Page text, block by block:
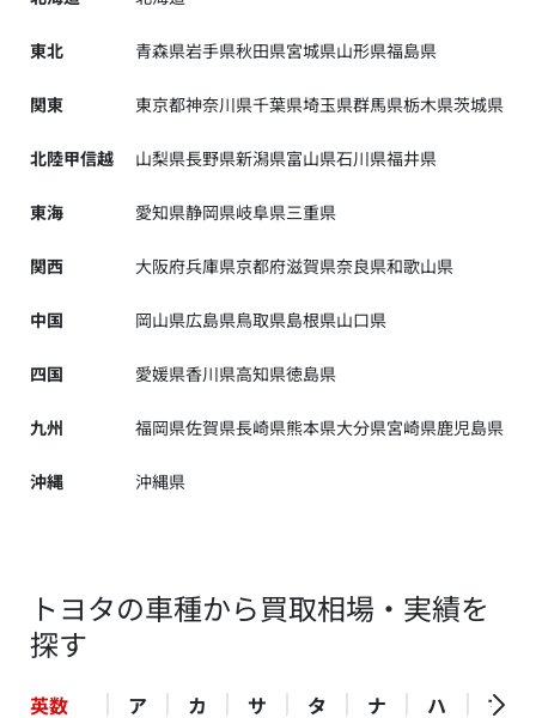
東北 青森県岩手県秋田県宮城県山形県福島県
関東 東京都神奈川県千葉県埼玉県群馬県栃木県茨城県
北陸甲信越 山梨県長野県新潟県富山県石川県福井県
東海 愛知県静岡県岐阜県三重県
関西 大阪府兵庫県京都府滋賀県奈良県和歌山県
中国 岡山県広島県鳥取県島根県山口県
四国 愛媛県香川県高知県徳島県
九州 福岡県佐賀県長崎県熊本県大分県宮崎県鹿児島県
沖縄 沖縄県
トヨタの車種から買取相場・実績を
探す
英数 ア カ サ タ ナ ハ マ